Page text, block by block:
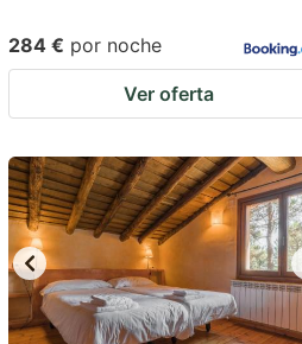
284 € por noche
Ver oferta